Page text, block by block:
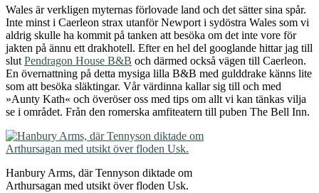
Wales är verkligen myternas förlovade land och det sätter sina spår.
Inte minst i Caerleon strax utanför Newport i sydöstra Wales som vi
aldrig skulle ha kommit på tanken att besöka om det inte vore för
jakten på ännu ett drakhotell. Efter en hel del googlande hittar jag till
slutPendragon House B&B och därmed också vägen till Caerleon.
En övernattning på detta mysiga lilla B&B med gulddrake känns lite
som att besöka släktingar. Vår värdinna kallar sig till och med
»Aunty Kath« och överöser oss med tips om allt vi kan tänkas vilja
se i området. Från den romerska amfiteatern till puben The Bell Inn.
Hanbury Arms, där Tennyson diktade om
Arthursagan med utsikt över floden Usk.